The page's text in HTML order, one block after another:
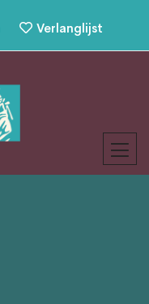
Verlanglijst